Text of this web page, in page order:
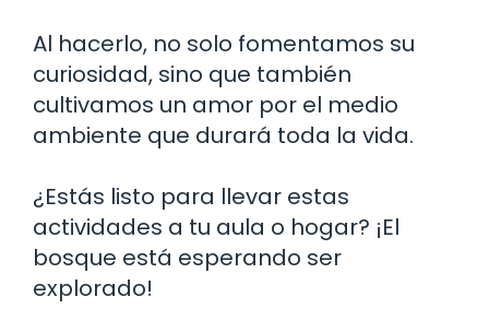
Al hacerlo, no solo fomentamos su
curiosidad, sino que también
cultivamos un amor por el medio
ambiente que durará toda la vida.
¿Estás listo para llevar estas
actividades a tu aula o hogar? ¡El
bosque está esperando ser
explorado!